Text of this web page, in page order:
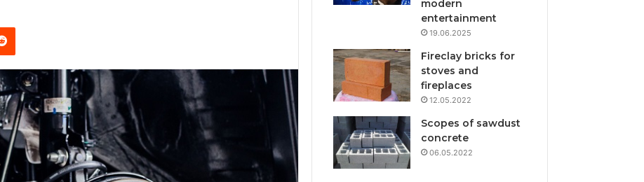
modern
entertainment
19.06.2025
Fireclay bricks for
stoves and
fireplaces
12.05.2022
Scopes of sawdust
concrete
06.05.2022